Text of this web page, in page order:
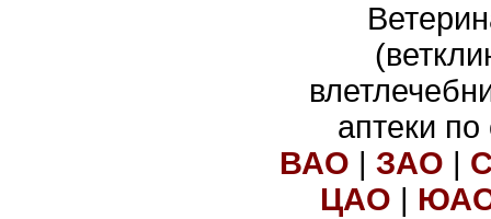
аптеки
ВАО
ЗАО
ЦАО